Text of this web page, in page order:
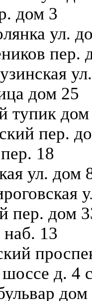
дом 3
ул.
пер.
дом 25
тупик
пер.
18
ул. дом
пер. дом
наб. 13
д. 4
дом